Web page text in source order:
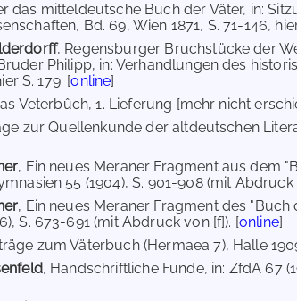
das mitteldeutsche Buch der Väter, in:
Bd. 69, Wien 1871, S. 71-146, hier
, Regensburger Bruchstücke der
Philipp, in: Verhandlungen des
S. 179. [online]
Veterbûch, 1. Lieferung [mehr nicht
zur Quellenkunde der altdeutschen
, Ein neues Meraner Fragment aus dem
55 (1904), S. 901-908 (mit Abdruck
, Ein neues Meraner Fragment des
S. 673-691 (mit Abdruck von [f]). [online]
zum Väterbuch (Hermaea 7), Halle
, Handschriftliche Funde, in: ZfdA 67